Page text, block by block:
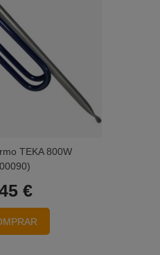
TEKA 800W
€